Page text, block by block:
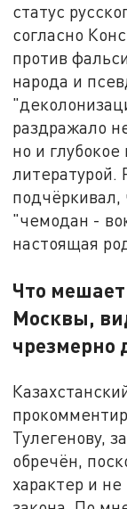
статус
согласно
против
народа и
раздражало
но и
литературой.
подчёркивал,
"чемодан -
настоящая
Что
Москвы,
чрезмерно
Тулегенову,
обречён,
характер и